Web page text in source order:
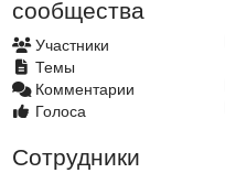
сообщества
Участники
Темы
Комментарии
Голоса
Сотрудники